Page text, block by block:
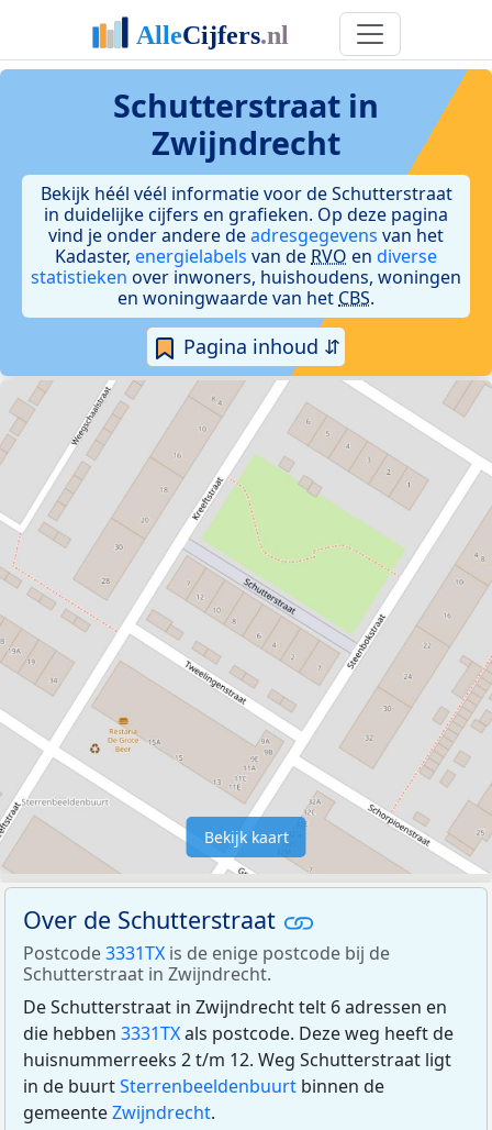
Schutterstraat in
Zwijndrecht
Bekijk héél véél informatie voor de Schutterstraat
in duidelijke cijfers en grafieken. Op deze pagina
vind je onder andere deadresgegevens van het
Kadaster, energielabels van de RVO en diverse
statistieken over inwoners, huishoudens, woningen
en woningwaarde van het CBS.
Pagina inhoud ⇵
Bekijk kaart
Over de Schutterstraat
Postcode3331TX is de enige postcode bij de
Schutterstraat in Zwijndrecht.
De Schutterstraat in Zwijndrecht telt 6 adressen en
die hebben 3331TXals postcode. Deze weg heeft de
huisnummerreeks 2 t/m 12. Weg Schutterstraat ligt
in de buurtSterrenbeeldenbuurt binnen de
gemeenteZwijndrecht.